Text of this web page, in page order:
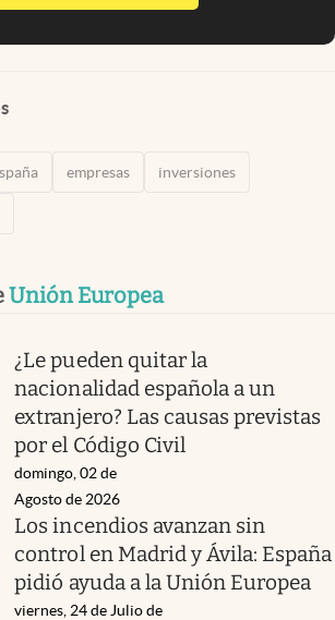
empresas inversiones
Unión Europea
¿Le pueden quitar la
nacionalidad española a un
extranjero? Las causas previstas
por el Código Civil
domingo, 02 de
Agosto de 2026
Los incendios avanzan sin
control en Madrid y Ávila: España
pidió ayuda a la Unión Europea
viernes, 24 de Julio de